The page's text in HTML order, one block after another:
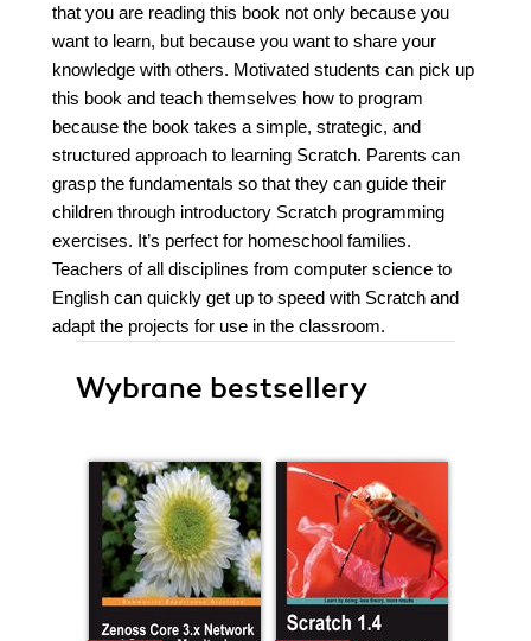
that you are reading this book not only because you
want to learn, but because you want to share your
knowledge with others. Motivated students can pick up
this book and teach themselves how to program
because the book takes a simple, strategic, and
structured approach to learning Scratch. Parents can
grasp the fundamentals so that they can guide their
children through introductory Scratch programming
exercises. It’s perfect for homeschool families.
Teachers of all disciplines from computer science to
English can quickly get up to speed with Scratch and
adapt the projects for use in the classroom.
Wybrane bestsellery